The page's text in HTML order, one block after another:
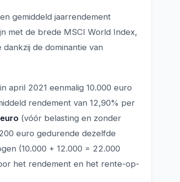
gemiddeld jaarrendement
met de brede MSCI World Index,
de dominantie van
april 2021 eenmalig 10.000 euro
rendement van 12,90% per
(vóór belasting en zonder
euro gedurende dezelfde
(10.000 + 12.000 = 22.000
het rendement en het rente-op-